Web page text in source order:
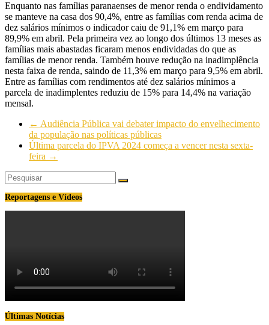
Enquanto nas famílias paranaenses de menor renda o endividamento
se manteve na casa dos 90,4%, entre as famílias com renda acima de
dez salários mínimos o indicador caiu de 91,1% em março para
89,9% em abril. Pela primeira vez ao longo dos últimos 13 meses as
famílias mais abastadas ficaram menos endividadas do que as
famílias de menor renda. Também houve redução na inadimplência
nesta faixa de renda, saindo de 11,3% em março para 9,5% em abril.
Entre as famílias com rendimentos até dez salários mínimos a
parcela de inadimplentes reduziu de 15% para 14,4% na variação
mensal.
← Audiência Pública vai debater impacto do envelhecimento
da população nas políticas públicas
Última parcela do IPVA 2024 começa a vencer nesta sexta-
feira →
Reportagens e Vídeos
Últimas Notícias